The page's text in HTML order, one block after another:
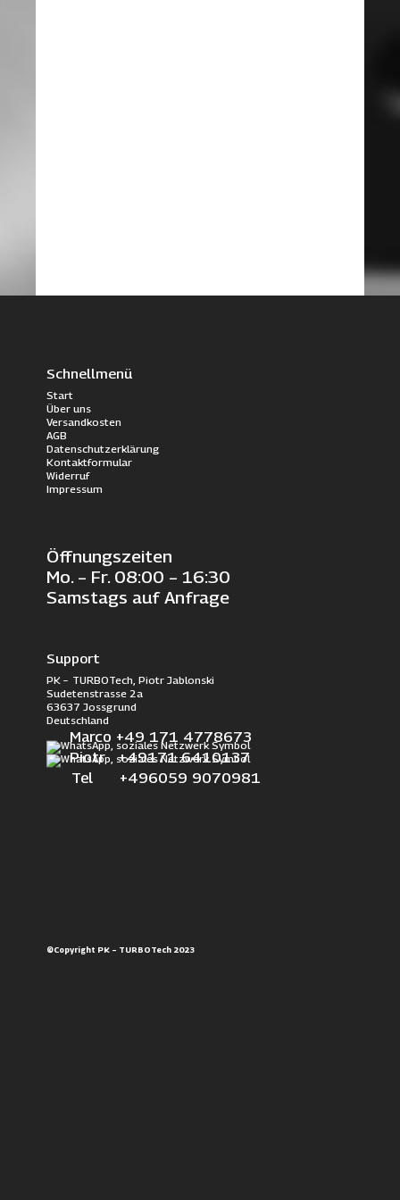
Schnellmenü
Start
Über uns
Versandkosten
AGB
Datenschutzerklärung
Kontaktformular
Widerruf
Impressum
Öffnungszeiten
Mo. – Fr. 08:00 – 16:30
Samstags auf Anfrage
Support
PK – TURBOTech, Piotr Jablonski
Sudetenstrasse 2a
63637 Jossgrund
Deutschland
Marco +49 171 4778673
Piotr +49171 6410137
Tel +496059 9070981
©Copyright PK – TURBOTech 2023